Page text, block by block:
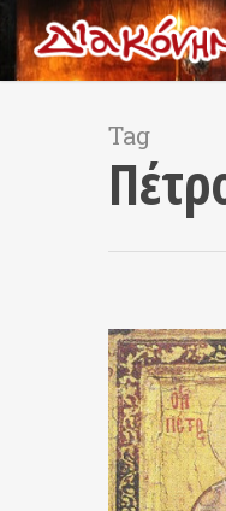
Tag